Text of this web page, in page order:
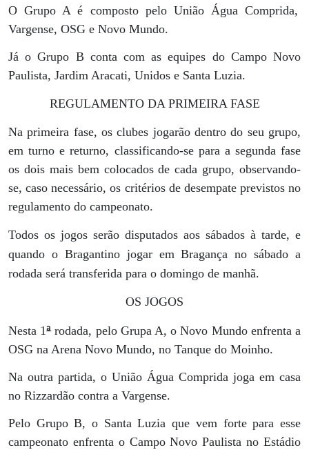
O Grupo A é composto pelo União Água Comprida,
Vargense, OSG e Novo Mundo.
Já o Grupo B conta com as equipes do Campo Novo
Paulista, Jardim Aracati, Unidos e Santa Luzia.
REGULAMENTO DA PRIMEIRA FASE
Na primeira fase, os clubes jogarão dentro do seu grupo,
em turno e returno, classificando-se para a segunda fase
os dois mais bem colocados de cada grupo, observando-
se, caso necessário, os critérios de desempate previstos no
regulamento do campeonato.
Todos os jogos serão disputados aos sábados à tarde, e
quando o Bragantino jogar em Bragança no sábado a
rodada será transferida para o domingo de manhã.
OS JOGOS
Nesta 1ªrodada, pelo Grupa A, o Novo Mundo enfrenta a
OSG na Arena Novo Mundo, no Tanque do Moinho.
Na outra partida, o União Água Comprida joga em casa
no Rizzardão contra a Vargense.
Pelo Grupo B, o Santa Luzia que vem forte para esse
campeonato enfrenta o Campo Novo Paulista no Estádio